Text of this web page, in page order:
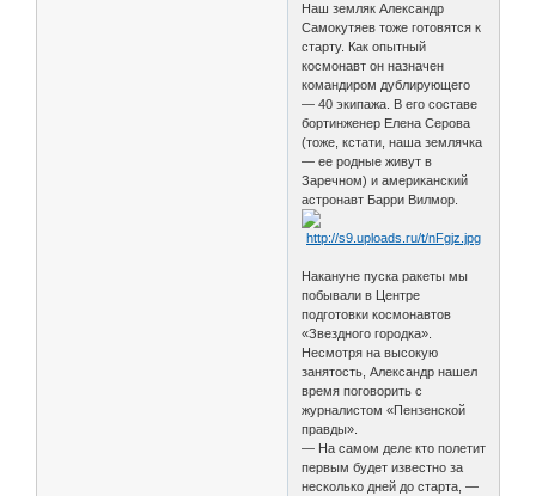
Наш земляк Александр
Самокутяев тоже готовятся к
старту. Как опытный
космонавт он назначен
командиром дублирующего
— 40 экипажа. В его составе
бортинженер Елена Серова
(тоже, кстати, наша землячка
— ее родные живут в
Заречном) и американский
астронавт Барри Вилмор.
Накануне пуска ракеты мы
побывали в Центре
подготовки космонавтов
«Звездного городка».
Несмотря на высокую
занятость, Александр нашел
время поговорить с
журналистом «Пензенской
правды».
— На самом деле кто полетит
первым будет известно за
несколько дней до старта, —